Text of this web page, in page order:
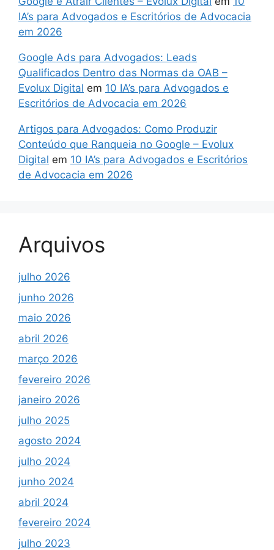
IA’s para Advogados e Escritórios de Advocacia
em 2026
Google Ads para Advogados: Leads
Qualificados Dentro das Normas da OAB –
Evolux Digital em 10 IA’s para Advogados e
Escritórios de Advocacia em 2026
Artigos para Advogados: Como Produzir
Conteúdo que Ranqueia no Google – Evolux
Digital em 10 IA’s para Advogados e Escritórios
de Advocacia em 2026
Arquivos
julho 2026
junho 2026
maio 2026
abril 2026
março 2026
fevereiro 2026
janeiro 2026
julho 2025
agosto 2024
julho 2024
junho 2024
abril 2024
fevereiro 2024
julho 2023